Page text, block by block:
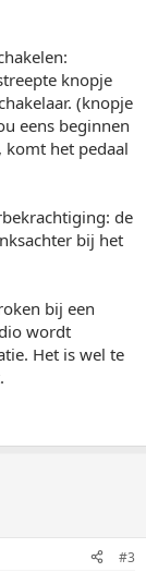
knopje
(knopje
eens beginnen
komt het pedaal
de
bij het
bij een
wordt
Het is wel te
#3